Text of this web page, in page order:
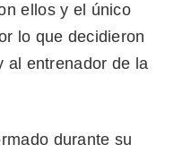
ellos y el único
lo que decidieron
al entrenador de la
durante su